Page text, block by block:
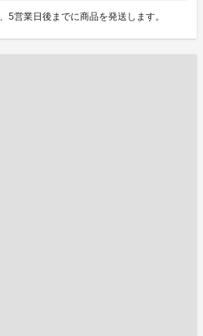
5営業日後までに商品を発送します。